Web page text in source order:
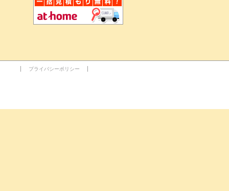
プライバシーポリシー